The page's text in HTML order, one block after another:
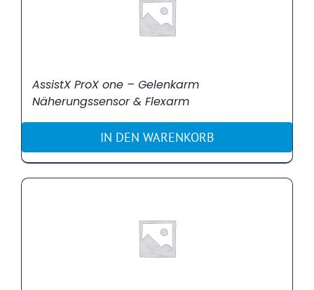
AssistX ProX one – Gelenkarm
Näherungssensor & Flexarm
IN DEN WARENKORB